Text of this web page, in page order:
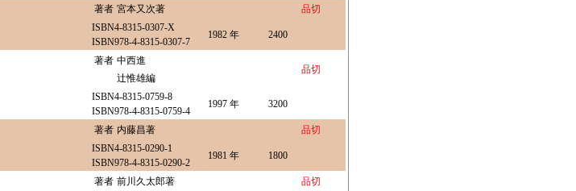
著者 宮本又次著
品切
ISBN4-8315-0307-X
ISBN978-4-8315-0307-7
1982 年 2400
著者 中西進
辻惟雄編
品切
ISBN4-8315-0759-8
ISBN978-4-8315-0759-4
1997 年 3200
著者 内藤昌著
品切
ISBN4-8315-0290-1
ISBN978-4-8315-0290-2
1981 年 1800
著者 前川久太郎著 品切